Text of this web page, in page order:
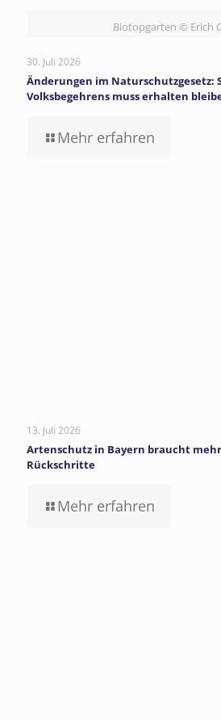
Biotopgarten © Erich
30. Juli 2026
Änderungen im Naturschutzgesetz:
Volksbegehrens muss erhalten
Mehr erfahren
13. Juli 2026
Artenschutz in Bayern braucht
Rückschritte
Mehr erfahren